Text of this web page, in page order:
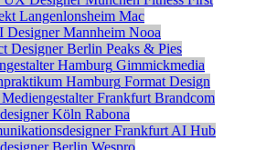
Langenlonsheim Mac
Designer Mannheim Nooa
Designer Berlin Peaks & Pies
Hamburg Gimmickmedia
Hamburg Format Design
Frankfurt Brandcom
Köln Rabona
Frankfurt AI Hub
Berlin Wespro